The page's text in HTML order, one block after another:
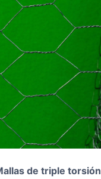
de triple torsión